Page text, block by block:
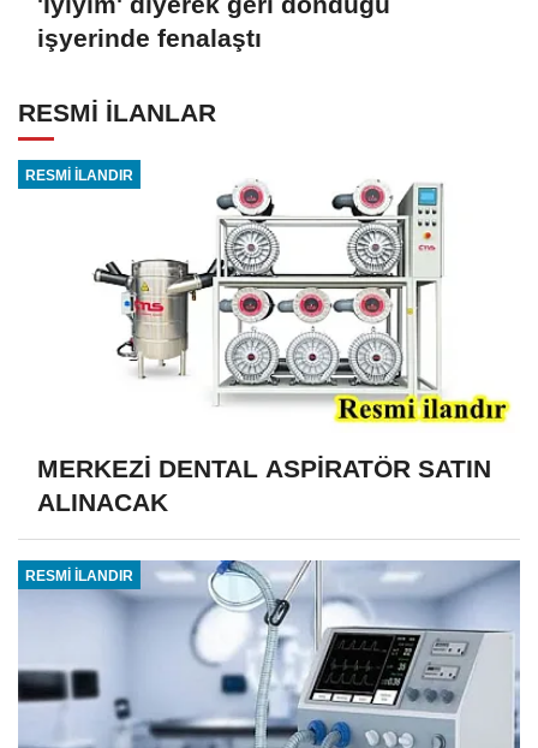
işyerinde fenalaştı
RESMİ İLANLAR
RESMİ İLANDIR
MERKEZİ DENTAL ASPİRATÖR SATIN
ALINACAK
RESMİ İLANDIR